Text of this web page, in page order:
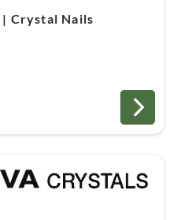
| Crystal Nails